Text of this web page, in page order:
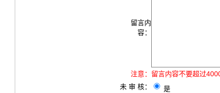
留言内
容：
注意： 留言内容不要超过
未 审 核：
是